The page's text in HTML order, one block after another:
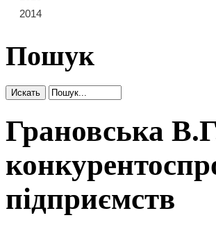
2014
Пошук
Грановська
підприємств